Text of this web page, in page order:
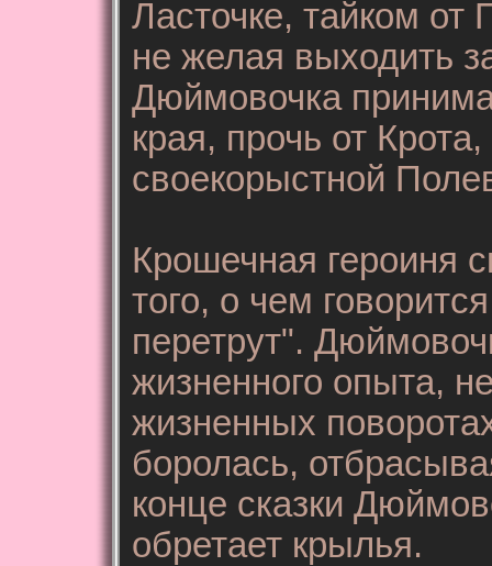
Ласточке, тайком
не желая выходить
Дюймовочка
края, прочь от
своекорыстной
Крошечная героиня
того, о чем
перетрут".
жизненного опыта,
жизненных
боролась,
конце сказки
обретает крылья.